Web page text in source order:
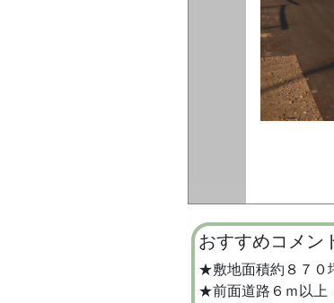
おすすめコメン
★敷地面積約８７０
★前面道路６ｍ以上